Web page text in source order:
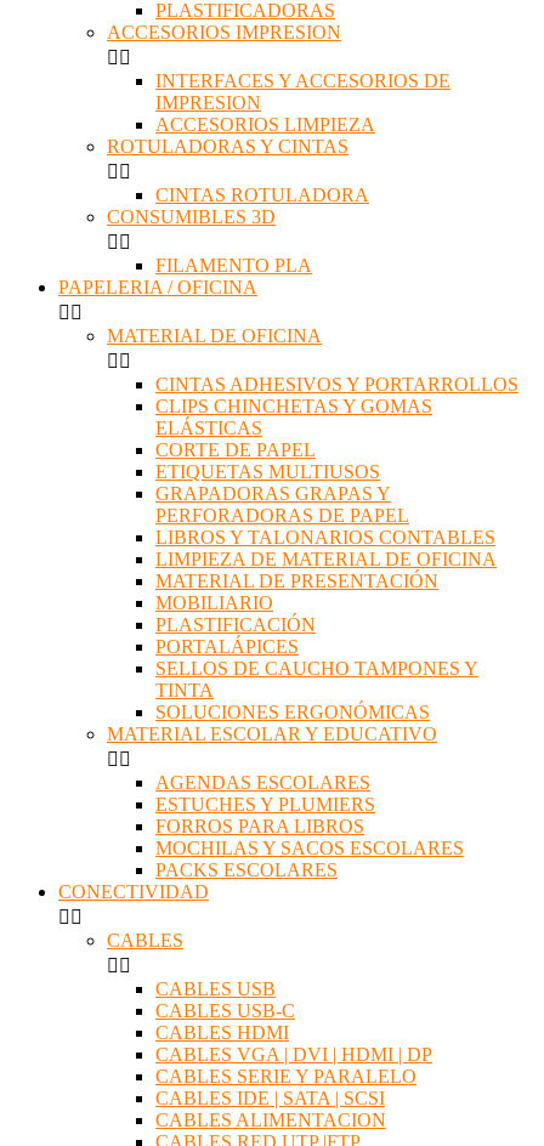
PLASTIFICADORAS
ACCESORIOS IMPRESION
 
INTERFACES Y ACCESORIOS DE
IMPRESION
ACCESORIOS LIMPIEZA
ROTULADORAS Y CINTAS
 
CINTAS ROTULADORA
CONSUMIBLES 3D
 
FILAMENTO PLA
PAPELERIA / OFICINA
 
MATERIAL DE OFICINA
 
CINTAS ADHESIVOS Y PORTARROLLOS
CLIPS CHINCHETAS Y GOMAS
ELÁSTICAS
CORTE DE PAPEL
ETIQUETAS MULTIUSOS
GRAPADORAS GRAPAS Y
PERFORADORAS DE PAPEL
LIBROS Y TALONARIOS CONTABLES
LIMPIEZA DE MATERIAL DE OFICINA
MATERIAL DE PRESENTACIÓN
MOBILIARIO
PLASTIFICACIÓN
PORTALÁPICES
SELLOS DE CAUCHO TAMPONES Y
TINTA
SOLUCIONES ERGONÓMICAS
MATERIAL ESCOLAR Y EDUCATIVO
 
AGENDAS ESCOLARES
ESTUCHES Y PLUMIERS
FORROS PARA LIBROS
MOCHILAS Y SACOS ESCOLARES
PACKS ESCOLARES
CONECTIVIDAD
 
CABLES
 
CABLES USB
CABLES USB-C
CABLES HDMI
CABLES VGA | DVI | HDMI | DP
CABLES SERIE Y PARALELO
CABLES IDE | SATA | SCSI
CABLES ALIMENTACION
CABLES RED UTP |FTP